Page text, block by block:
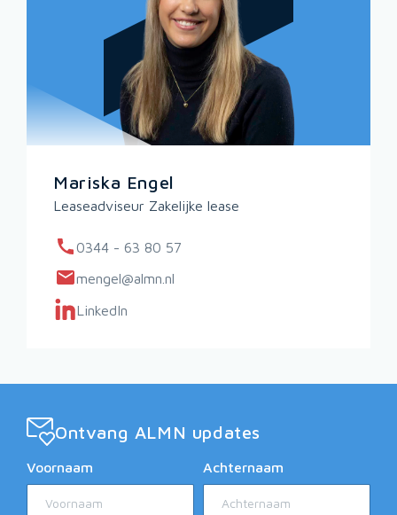
Mariska Engel
Leaseadviseur Zakelijke lease
0344 - 63 80 57
mengel@almn.nl
LinkedIn
Ontvang ALMN updates
Voornaam Achternaam